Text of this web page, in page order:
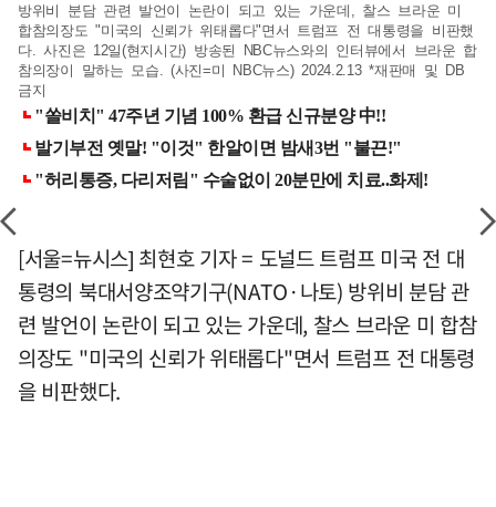
방위비 분담 관련 발언이 논란이 되고 있는 가운데, 찰스 브라운 미
합참의장도 "미국의 신뢰가 위태롭다"면서 트럼프 전 대통령을 비판했
다. 사진은 12일(현지시간) 방송된 NBC뉴스와의 인터뷰에서 브라운 합
참의장이 말하는 모습. (사진=미 NBC뉴스) 2024.2.13 *재판매 및 DB
금지
[서울=뉴시스] 최현호 기자 = 도널드 트럼프 미국 전 대
통령의 북대서양조약기구(NATO·나토) 방위비 분담 관
련 발언이 논란이 되고 있는 가운데, 찰스 브라운 미 합참
의장도 "미국의 신뢰가 위태롭다"면서 트럼프 전 대통령
을 비판했다.